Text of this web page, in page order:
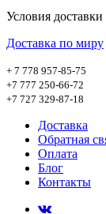
Условия доставки
Доставка по миру
+ 7 778 957-85-75
+7 777 250-66-72
+7 727 329-87-18
Доставка
Обратная
Оплата
Блог
Контакты